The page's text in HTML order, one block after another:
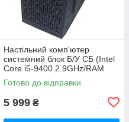
Настільний комп'ютер
системний блок Б/У СБ (Intel
Core i5-9400 2.9GHz/RAM
8GB/SSD 120Gb/Intel UHD
Graphics 630)
Готово до відправки
5 999 ₴